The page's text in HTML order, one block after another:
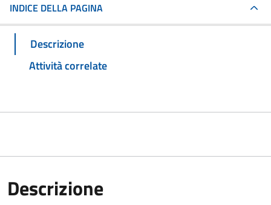
INDICE DELLA PAGINA
Descrizione
Attività correlate
Descrizione